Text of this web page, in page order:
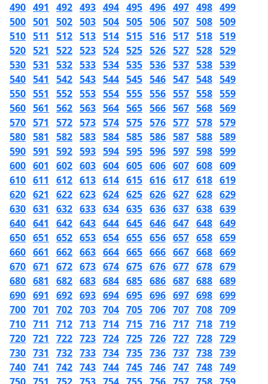
490 491 492 493 494 495 496 497 498 499
500 501 502 503 504 505 506 507 508 509
510 511 512 513 514 515 516 517 518 519
520 521 522 523 524 525 526 527 528 529
530 531 532 533 534 535 536 537 538 539
540 541 542 543 544 545 546 547 548 549
550 551 552 553 554 555 556 557 558 559
560 561 562 563 564 565 566 567 568 569
570 571 572 573 574 575 576 577 578 579
580 581 582 583 584 585 586 587 588 589
590 591 592 593 594 595 596 597 598 599
600 601 602 603 604 605 606 607 608 609
610 611 612 613 614 615 616 617 618 619
620 621 622 623 624 625 626 627 628 629
630 631 632 633 634 635 636 637 638 639
640 641 642 643 644 645 646 647 648 649
650 651 652 653 654 655 656 657 658 659
660 661 662 663 664 665 666 667 668 669
670 671 672 673 674 675 676 677 678 679
680 681 682 683 684 685 686 687 688 689
690 691 692 693 694 695 696 697 698 699
700 701 702 703 704 705 706 707 708 709
710 711 712 713 714 715 716 717 718 719
720 721 722 723 724 725 726 727 728 729
730 731 732 733 734 735 736 737 738 739
740 741 742 743 744 745 746 747 748 749